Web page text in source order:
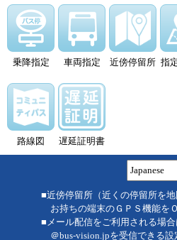
乗降指定 車両指定 近傍停留所 指
路線図 遅延証明書
■近傍停留所（近くの停留所を地
お持ちの端末のＧＰＳ機能を
■メール配信をご利用される場合
＠bus-vision.jpを受信できる設